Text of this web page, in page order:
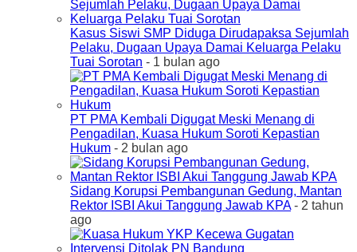
Kasus Siswi SMP Diduga Dirudapaksa Sejumlah
Pelaku, Dugaan Upaya Damai Keluarga Pelaku
Tuai Sorotan - 1 bulan ago
PT PMA Kembali Digugat Meski Menang di
Pengadilan, Kuasa Hukum Soroti Kepastian
Hukum - 2 bulan ago
Sidang Korupsi Pembangunan Gedung, Mantan
Rektor ISBI Akui Tanggung Jawab KPA- 2 tahun
ago